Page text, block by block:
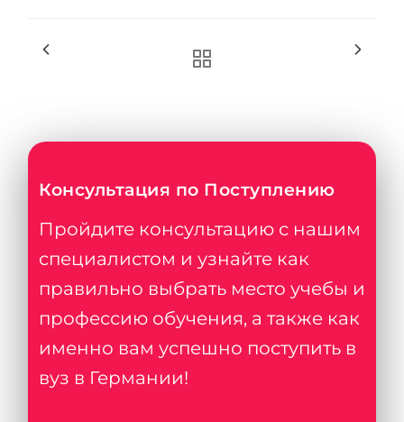
Консультация по Поступлению
Пройдите консультацию с нашим
специалистом и узнайте как
правильно выбрать место учебы и
профессию обучения, а также как
именно вам успешно поступить в
вуз в Германии!